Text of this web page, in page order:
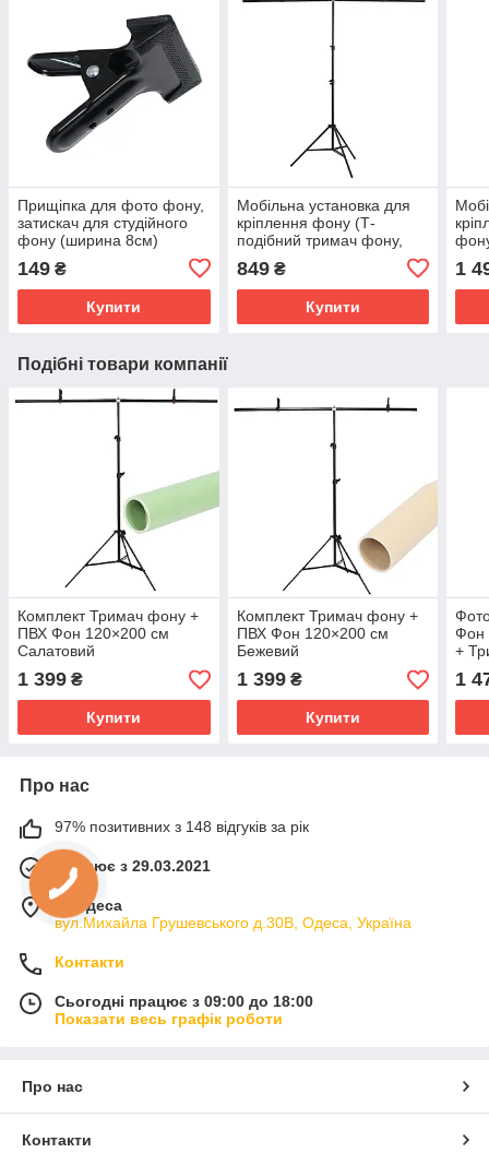
Прищіпка для фото фону,
затискач для студійного
фону (ширина 8см)
149 ₴
Купити
Мобільна установка для
кріплення фону (Т-
подібний тримач фону,
прищіпками)
849₴
Купити
1
Подібні товари компанії
Комплект Тримач фону +
ПВХ Фон 120×200 см
Салатовий
1 399 ₴
Купити
Комплект Тримач фону +
ПВХ Фон 120×200 см
Бежевий
1 399₴
Купити
Фон
+
1
Про нас
97% позитивних з 148 відгуків за рік
Працює з 29.03.2021
м. Одеса
вул.Михайла Грушевського д.30В, Одеса, Україна
Контакти
Сьогодні працює з 09:00 до 18:00
Показати весь графік роботи
Про нас
Контакти